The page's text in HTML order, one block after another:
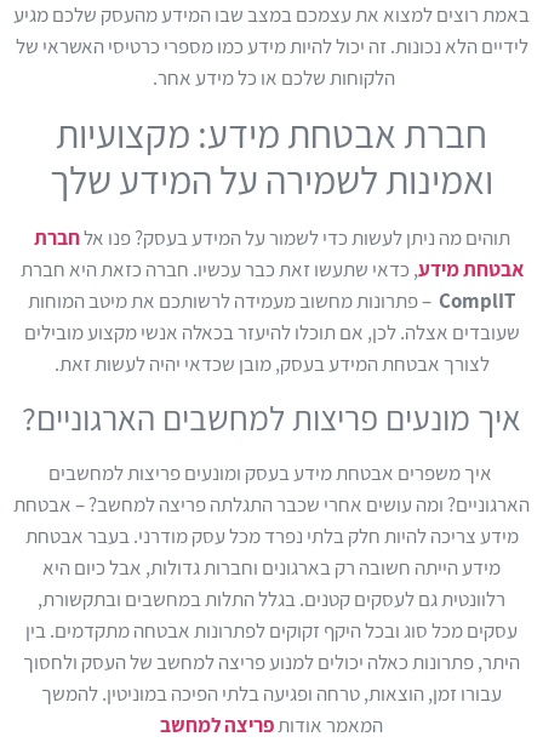
באמת רוצים למצוא את עצמכם במצב שבו המידע מהעסק שלכם מגיע
לידיים הלא נכונות. זה יכול להיות מידע כמו מספרי כרטיסי האשראי של
הלקוחות שלכם או כל מידע אחר.
חברת אבטחת מידע: מקצועיות
ואמינות לשמירה על המידע שלך
תוהים מה ניתן לעשות כדי לשמור על המידע בעסק? פנו אלחברת
אבטחת מידע, כדאי שתעשו זאת כבר עכשיו. חברה כזאת היא חברת
ComplIT – פתרונות מחשוב מעמידה לרשותכם את מיטב המוחות
שעובדים אצלה. לכן, אם תוכלו להיעזר בכאלה אנשי מקצוע מובילים
לצורך אבטחת המידע בעסק, מובן שכדאי יהיה לעשות זאת.
איך מונעים פריצות למחשבים הארגוניים?
איך משפרים אבטחת מידע בעסק ומונעים פריצות למחשבים
הארגוניים? ומה עושים אחרי שכבר התגלתה פריצה למחשב? – אבטחת
מידע צריכה להיות חלק בלתי נפרד מכל עסק מודרני. בעבר אבטחת
מידע הייתה חשובה רק בארגונים וחברות גדולות, אבל כיום היא
רלוונטית גם לעסקים קטנים. בגלל התלות במחשבים ובתקשורת,
עסקים מכל סוג ובכל היקף זקוקים לפתרונות אבטחה מתקדמים. בין
היתר, פתרונות כאלה יכולים למנוע פריצה למחשב של העסק ולחסוך
עבורו זמן, הוצאות, טרחה ופגיעה בלתי הפיכה במוניטין. להמשך
המאמר אודותפריצה למחשב